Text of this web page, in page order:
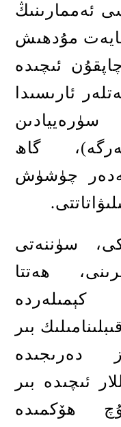
ئەممارىنىڭ
مۇدھىش
ئىچىدە
ئارىسىدا
)، گاھ
چۈشۈش
.
سۈننەتى
ھەتتا
كېمىلەردە
بىر
دەرىجىدە
ئىچىدە بىر
ھۆكمىدە